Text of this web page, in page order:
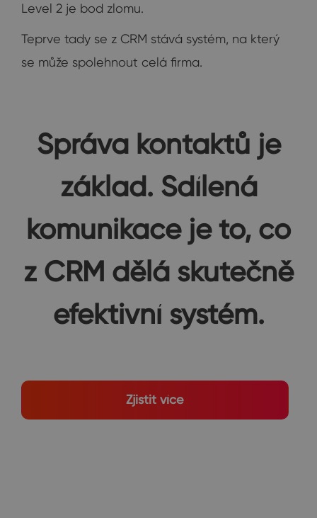
Level 2 je bod zlomu.
Teprve tady se z CRM stává systém, na který
se může spolehnout celá firma.
Správa kontaktů je
základ. Sdílená
komunikace je to, co
z CRM dělá skutečně
efektivní systém.
Zjistit více